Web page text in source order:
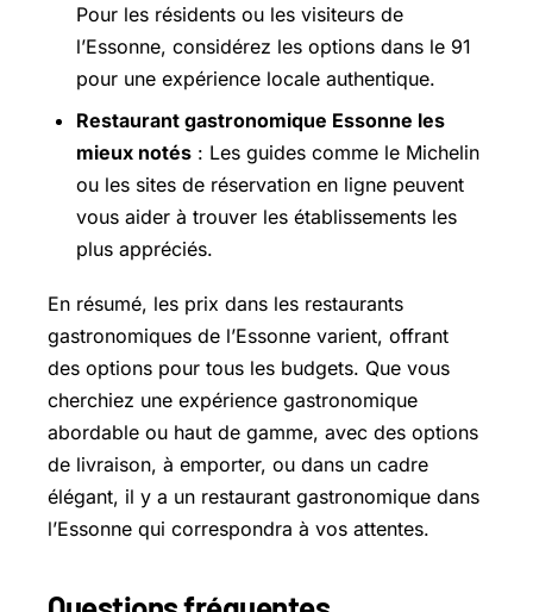
Pour les résidents ou les visiteurs de
l’Essonne, considérez les options dans le 91
pour une expérience locale authentique.
Restaurant gastronomique Essonne les
mieux notés : Les guides comme le Michelin
ou les sites de réservation en ligne peuvent
vous aider à trouver les établissements les
plus appréciés.
En résumé, les prix dans les restaurants
gastronomiques de l’Essonne varient, offrant
des options pour tous les budgets. Que vous
cherchiez une expérience gastronomique
abordable ou haut de gamme, avec des options
de livraison, à emporter, ou dans un cadre
élégant, il y a un restaurant gastronomique dans
l’Essonne qui correspondra à vos attentes.